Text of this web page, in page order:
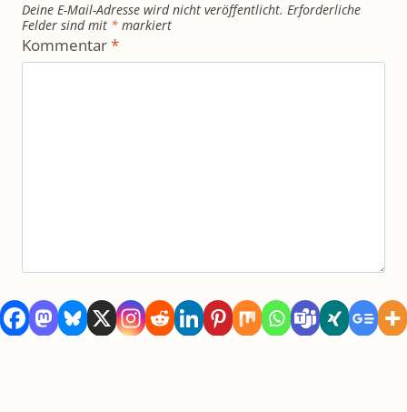
Deine E-Mail-Adresse wird nicht veröffentlicht. Erforderliche
Felder sind mit * markiert
Kommentar*
Name*